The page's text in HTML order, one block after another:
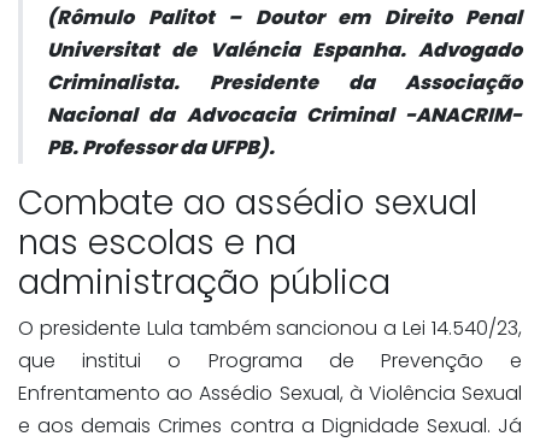
(Rômulo Palitot – Doutor em Direito Penal
Universitat de Valéncia Espanha. Advogado
Criminalista. Presidente da Associação
Nacional da Advocacia Criminal -ANACRIM-
PB. Professor da UFPB).
Combate ao assédio sexual
nas escolas e na
administração pública
O presidente Lula também sancionou a Lei 14.540/23,
que institui o Programa de Prevenção e
Enfrentamento ao Assédio Sexual, à Violência Sexual
e aos demais Crimes contra a Dignidade Sexual. Já